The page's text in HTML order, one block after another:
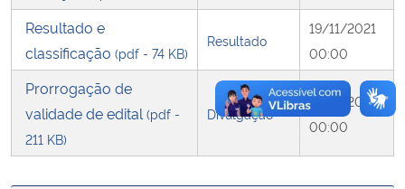
Resultado e
classificação (pdf - 74 KB)
Resultado
19/11/2021
00:00
Prorrogação de
validade de edital (pdf -
211 KB)
Divulgação
19/11/2022
00:00